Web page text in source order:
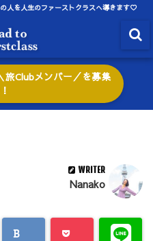
人を人生のファーストクラスへ導きます♡
旅Clubメンバー／を募集
WRITER
Nanako